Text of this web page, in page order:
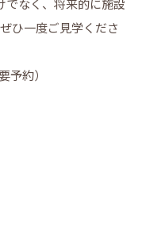
でなく、将来的に施設
ひ一度ご見学くださ
予約）
225